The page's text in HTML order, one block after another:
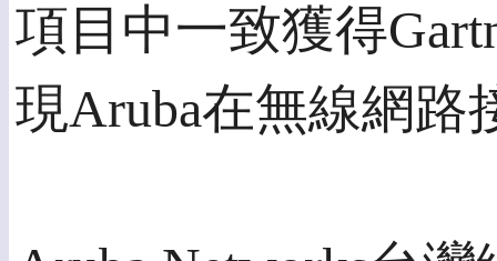
項目中一致獲得
現Aruba在無線網路